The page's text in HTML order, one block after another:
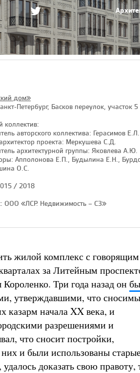
дом»
Петербург, Басков переулок, участок 5
коллектив:
авторского коллектива: Герасимов Е.Л.
проекта: Меркушева С.Д.
архитектурной группы: Яковлева А.Ю.
Апполонова Е.П., Будылина Е.Н.,
О.С.
/ 2018
ООО «ЛСР. Недвижимость – СЗ»
жилой комплекс с говорящим
за Литейным
Три года назад он
утверждавшими, что
казарм начала XX века, и
разрешениями и
что сносит постройки,
и были использованы
доказать свою правоту,